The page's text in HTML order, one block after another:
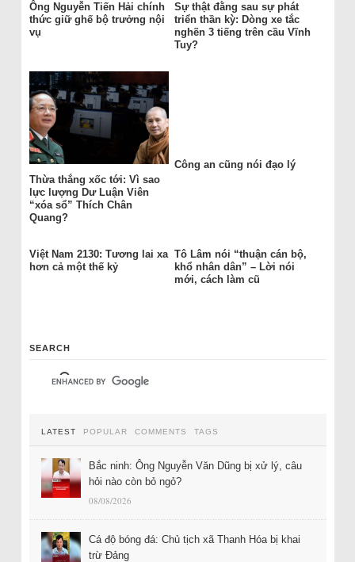
Ông Nguyễn Tiến Hải chính
thức giữ ghế bộ trưởng nội
vụ
Sự thật đằng sau sự phát
triển thần kỳ: Dòng xe tắc
nghẽn 3 tiếng trên cầu Vĩnh
Tuy?
Thừa thắng xốc tới: Vì sao
lực lượng Dư Luận Viên
“xóa sổ” Thích Chân
Quang?
Công an cũng nói đạo lý
Việt Nam 2130: Tương lai xa
hơn cả một thế kỷ
Tô Lâm nói “thuận cán bộ,
khổ nhân dân” – Lời nói
mới, cách làm cũ
SEARCH
LATEST POPULAR COMMENTS TAGS
Bắc ninh: Ông Nguyễn Văn Dũng bị xử lý, câu
hỏi nào còn bỏ ngỏ?
08/08/2026
Cá độ bóng đá: Chủ tịch xã Thanh Hóa bị khai
trừ Đảng